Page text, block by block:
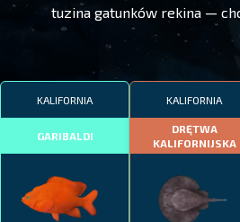
tuzina gatunków rekina —
KALIFORNIA
GARIBALDI
KALIFORNIA
DRĘTWA
KALIFORNIJSKA